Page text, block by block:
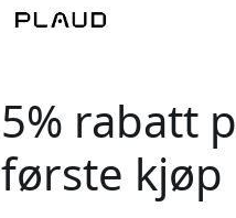
5% rabatt
første kjøp